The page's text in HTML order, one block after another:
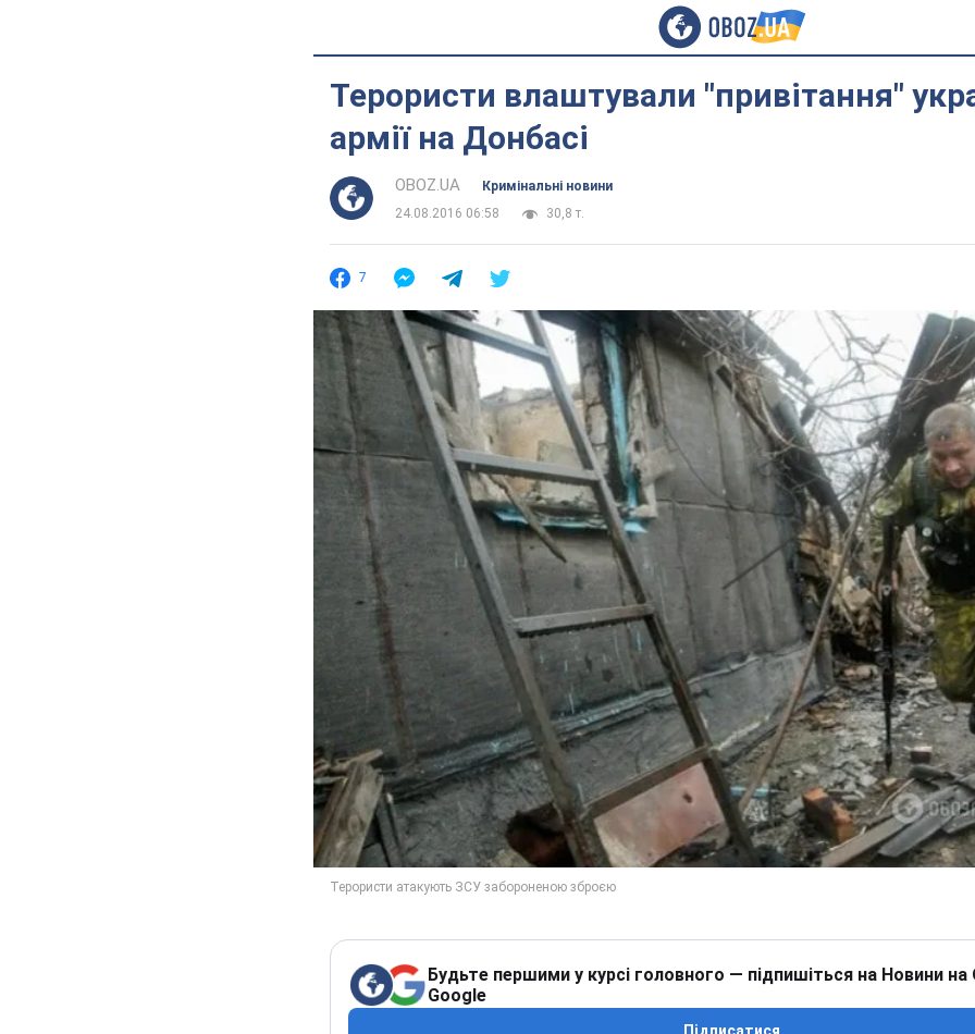
Терористи влаштували "привітання"
армії на Донбасі
OBOZ.UA
Кримінальні новини
24.08.2016 06:58
30,8 т.
7
Будьте першими у курсі головного — підпишіться на Новини на
Google